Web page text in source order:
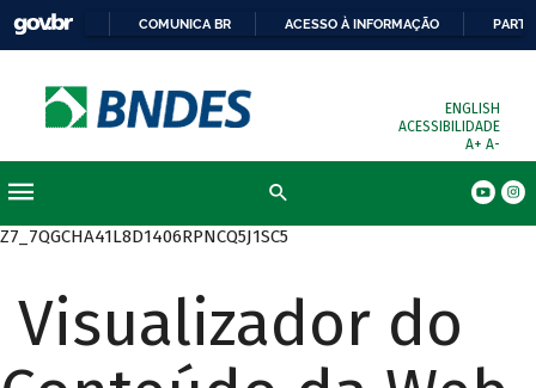
COMUNICA BR ACESSO À INFORMAÇÃO
ENGLISH
ACESSIBILIDADE
A+ A-
Z7_7QGCHA41L8D1406RPNCQ5J1SC5
Visualizador do